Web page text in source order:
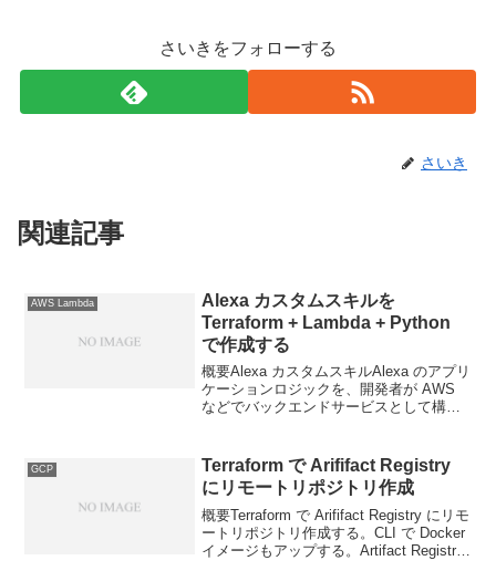
さいきをフォローする
さいき
関連記事
AWS Lambda
Alexa カスタムスキルを
Terraform + Lambda + Python
で作成する
概要Alexa カスタムスキルAlexa のアプリ
ケーションロジックを、開発者が AWS
などでバックエンドサービスとして構築
Node.jsJavaPythonAle...
GCP
Terraform で Arififact Registry
にリモートリポジトリ作成
概要Terraform で Arififact Registry にリモ
ートリポジトリ作成する。CLI で Docker
イメージもアップする。Artifact Registry